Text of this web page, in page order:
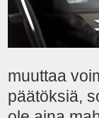
muuttaa
päätöksiä,